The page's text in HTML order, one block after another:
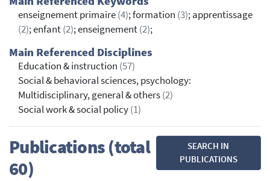
enseignement primaire(4); formation (3); apprentissage
(2); enfant(2); enseignement(2);
Main Referenced Disciplines
Education & instruction (57)
Social & behavioral sciences, psychology:
Multidisciplinary, general & others(2)
Social work & social policy(1)
Publications (total
60)
SEARCH IN
PUBLICATIONS